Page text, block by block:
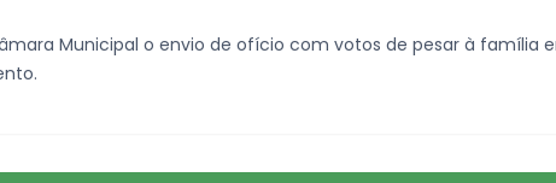
Municipal o envio de ofício com votos de pesar à família